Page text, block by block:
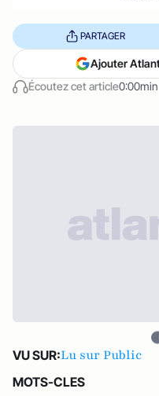
Écoutez cet article0:00min
PARTAGER
Ajouter
VU SUR:Lu sur Public
MOTS-CLES